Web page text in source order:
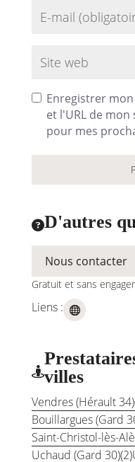
Enregistrer
et l'URL de
pour mes
D'autres
Nous contacter
Gratuit et sans
Liens :
villes
Vendres (Hérault 34)
Bouillargues (Gard
Saint-Christol-lès-
Uchaud (Gard 30)(2)